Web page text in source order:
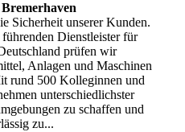
Bremerhaven
Sicherheit unserer Kunden.
Dienstleister für
prüfen wir
Anlagen und Maschinen
rund 500 Kolleginnen und
unterschiedlichster
zu schaffen und
zu...